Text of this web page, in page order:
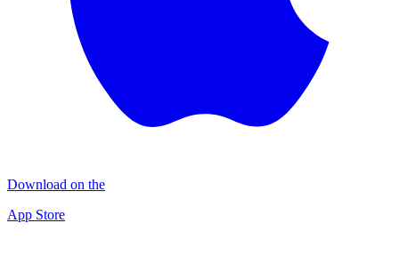
Download on the
App Store